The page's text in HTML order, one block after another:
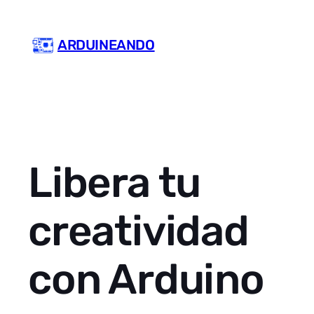
content
ARDUINEANDO
Libera tu
creatividad
con Arduino